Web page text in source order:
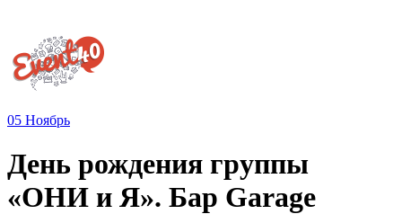
05 Ноябрь
День рождения группы
«ОНИ и Я». Бар Garage